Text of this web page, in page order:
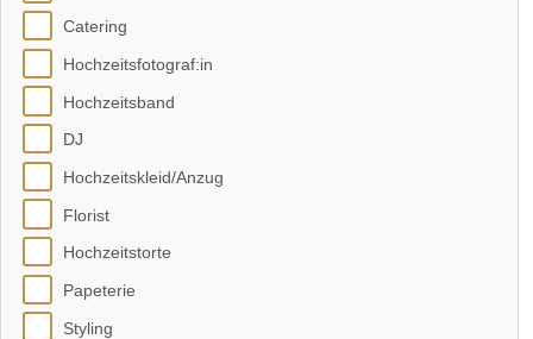
Catering
Hochzeitsfotograf:in
Hochzeitsband
DJ
Hochzeitskleid/Anzug
Florist
Hochzeitstorte
Papeterie
Styling